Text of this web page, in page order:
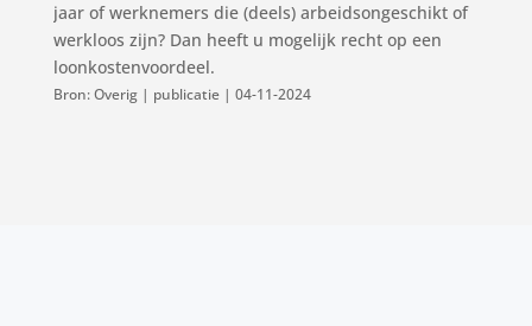
jaar of werknemers die (deels) arbeidsongeschikt of
werkloos zijn? Dan heeft u mogelijk recht op een
loonkostenvoordeel.
Bron: Overig | publicatie | 04-11-2024